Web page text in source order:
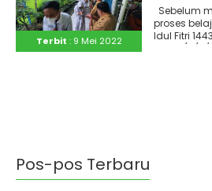
Terbit : 9 Mei 2022
Sebelum
proses
Idul Fitri
pada (9/5/
Pos-pos Terbaru